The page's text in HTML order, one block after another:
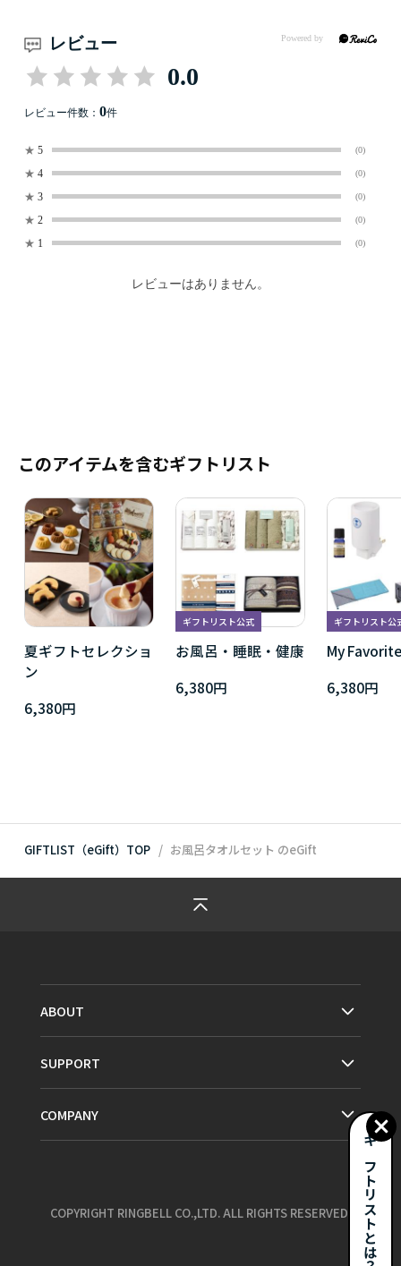
レビュー
0.0
レビュー件数： 0件
★ 5 (0)
★ 4 (0)
★ 3 (0)
★ 2 (0)
★ 1 (0)
レビューはありません。
このアイテムを含むギフトリスト
夏ギフトセレクショ
ン
6,380円
ギフトリスト公式
お風呂・睡眠・健康
6,380円
ギフトリスト公
My
6,380円
GIFTLIST（eGift）TOP お風呂タオルセット のeGift
ギフトリストとは？
ABOUT
SUPPORT
COMPANY
COPYRIGHT RINGBELL CO.,LTD. ALL RIGHTS RESERVED.